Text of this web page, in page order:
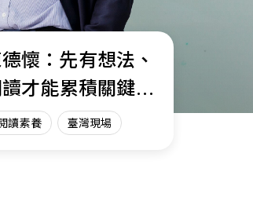
懷：先有想法、
才能累積關鍵能
讀素養 臺灣現場